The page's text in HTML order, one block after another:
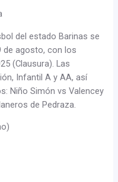
del estado Barinas se
de agosto, con los
(Clausura). Las
Infantil A y AA, así
Niño Simón vs Valencey
de Pedraza.